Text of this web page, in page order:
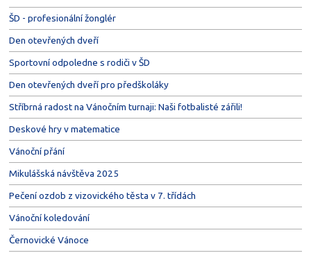
ŠD - profesionální žonglér
Den otevřených dveří
Sportovní odpoledne s rodiči v ŠD
Den otevřených dveří pro předškoláky
Stříbrná radost na Vánočním turnaji: Naši fotbalisté zářili!
Deskové hry v matematice
Vánoční přání
Mikulášská návštěva 2025
Pečení ozdob z vizovického těsta v 7. třídách
Vánoční koledování
Černovické Vánoce